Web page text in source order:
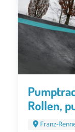
Rollen,
Franz-